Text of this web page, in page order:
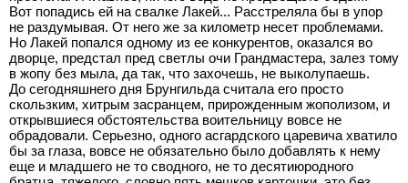
Вот попадись ей на свалке Лакей... Расстреляла бы в упор
не раздумывая. От него же за километр несет проблемами.
Но Лакей попался одному из ее конкурентов, оказался во
дворце, предстал пред светлы очи Грандмастера, залез тому
в жопу без мыла, да так, что захочешь, не выколупаешь.
До сегодняшнего дня Брунгильда считала его просто
скользким, хитрым засранцем, прирожденным жополизом, и
открывшиеся обстоятельства воительницу вовсе не
обрадовали. Серьезно, одного асгардского царевича хватило
бы за глаза, вовсе не обязательно было добавлять к нему
еще и младшего не то сводного, не то десятиюродного